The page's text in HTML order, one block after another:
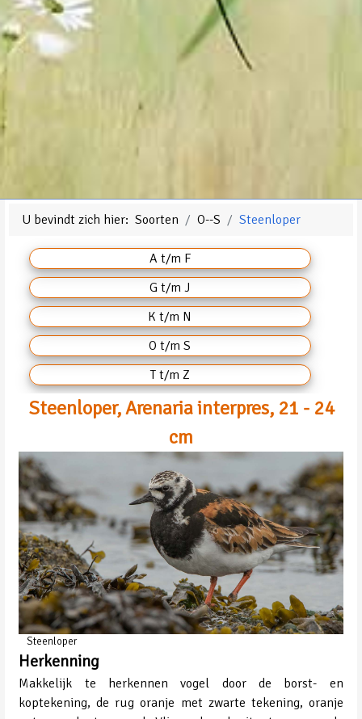
U bevindt zich hier:Soorten O--S Steenloper
A t/m F
G t/m J
K t/m N
O t/m S
T t/m Z
Steenloper, Arenaria interpres, 21 - 24
cm
Steenloper
Herkenning
Makkelijk te herkennen vogel door de borst- en
koptekening, de rug oranje met zwarte tekening, oranje